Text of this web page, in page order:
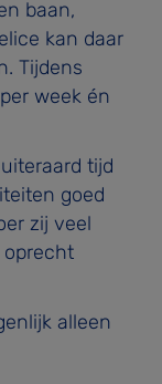
baan,
kan daar
Tijdens
week én
tijd
goed
zij veel
oprecht
alleen